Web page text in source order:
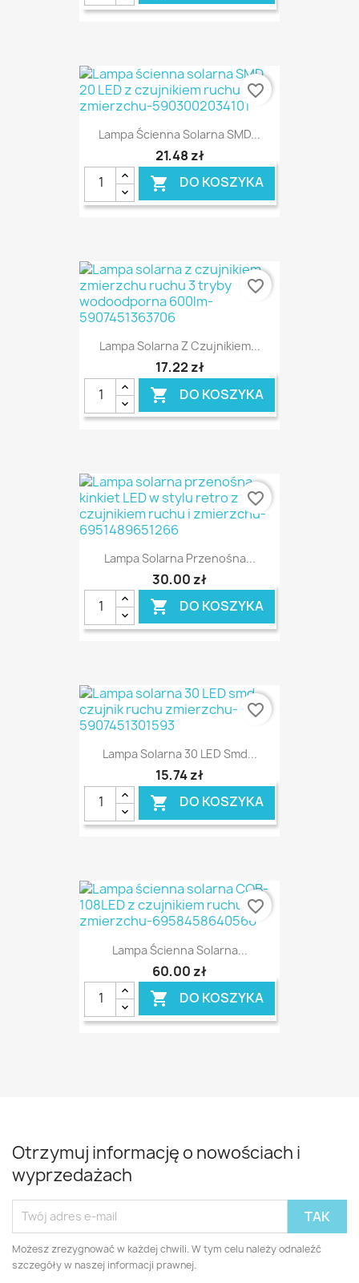
Lampa Ścienna Solarna SMD...
21,48 zł
 DO KOSZYKA
favorite_border
Lampa Solarna Z Czujnikiem...
17,22 zł
 DO KOSZYKA
favorite_border
Lampa Solarna Przenośna...
30,00 zł
 DO KOSZYKA
favorite_border
Lampa Solarna 30 LED Smd...
15,74 zł
 DO KOSZYKA
favorite_border
Lampa Ścienna Solarna...
60,00 zł
 DO KOSZYKA
favorite_border
Otrzymuj informację o nowościach i
wyprzedażach
Możesz zrezygnować w każdej chwili. W tym celu należy odnaleźć
szczegóły w naszej informacji prawnej.